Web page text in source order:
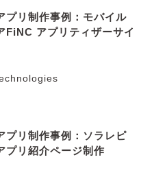
プリ制作事例：モバイル
FiNC アプリティザーサイ
プリ制作事例：ソラレピ
プリ紹介ページ制作